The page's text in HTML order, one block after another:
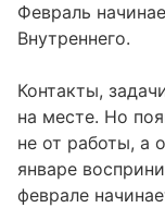
Февраль
Внутреннего.
Контакты,
на месте. Но
не от работы, а
январе
феврале